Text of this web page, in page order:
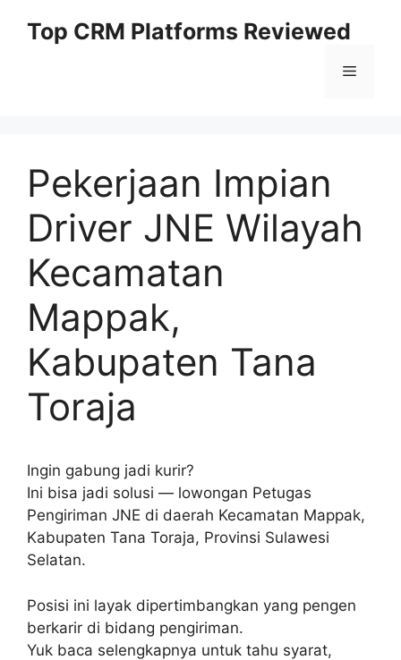
Top CRM Platforms Reviewed
Menu
Pekerjaan Impian
Driver JNE Wilayah
Kecamatan
Mappak,
Kabupaten Tana
Toraja
Ingin gabung jadi kurir?
Ini bisa jadi solusi — lowongan Petugas
Pengiriman JNE di daerah Kecamatan Mappak,
Kabupaten Tana Toraja, Provinsi Sulawesi
Selatan.
Posisi ini layak dipertimbangkan yang pengen
berkarir di bidang pengiriman.
Yuk baca selengkapnya untuk tahu syarat,